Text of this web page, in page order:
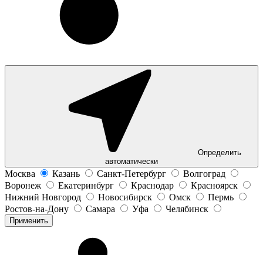
Определить
автоматически
Москва Казань Санкт-Петербург
Волгоград
Воронеж
Екатеринбург Краснодар
Красноярск
Нижний Новгород
Новосибирск Омск
Пермь
Ростов-на-Дону
Самара Уфа Челябинск
Применить